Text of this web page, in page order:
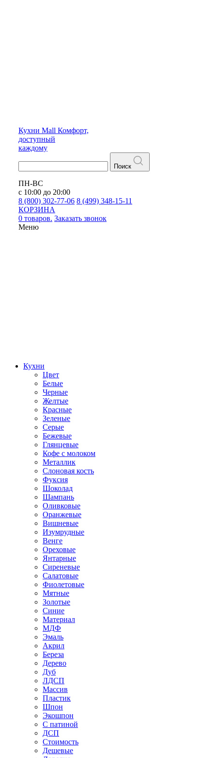
Кухни Mall Комфорт,
доступный
каждому
Поиск
ПН-ВС
с 10:00 до 20:00
8 (800) 302-77-06 8 (499) 348-15-11
КОРЗИНА
0 товаров. Заказать звонок
Меню
Кухни
Цвет
Белые
Черные
Желтые
Красные
Зеленые
Серые
Бежевые
Глянцевые
Кофе с молоком
Металлик
Слоновая кость
Фуксия
Шоколад
Шампань
Оливковые
Оранжевые
Вишневые
Изумрудные
Венге
Ореховые
Янтарные
Сиреневые
Салатовые
Фиолетовые
Мятные
Золотые
Синие
Материал
МДФ
Эмаль
Акрил
Береза
Дерево
Дуб
ЛДСП
Массив
Пластик
Шпон
Экошпон
С патиной
ДСП
Стоимость
Дешевые